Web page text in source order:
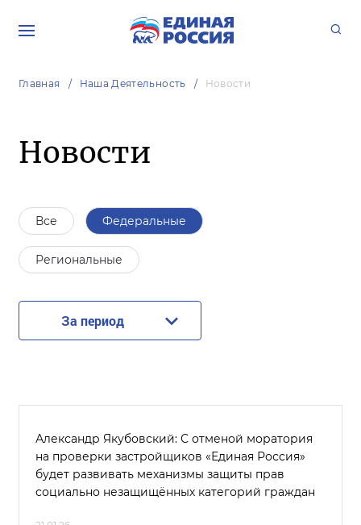
Главная Наша Деятельность Новости
Новости
Все Федеральные
Региональные
За период
Александр Якубовский: С отменой моратория
на проверки застройщиков «Единая Россия»
будет развивать механизмы защиты прав
социально незащищённых категорий граждан